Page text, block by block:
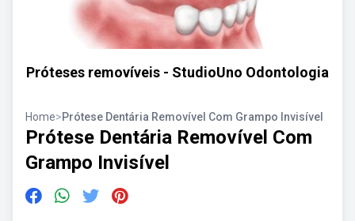
Próteses removíveis - StudioUno Odontologia
Home>Prótese Dentária Removível Com Grampo Invisível
Prótese Dentária Removível Com
Grampo Invisível